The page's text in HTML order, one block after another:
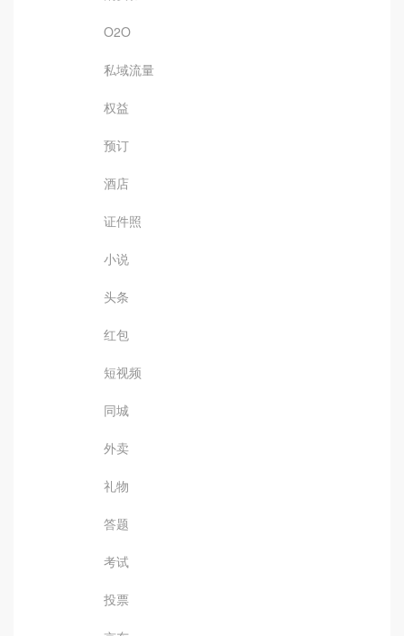
O2O
私域流量
权益
预订
酒店
证件照
小说
头条
红包
短视频
同城
外卖
礼物
答题
考试
投票